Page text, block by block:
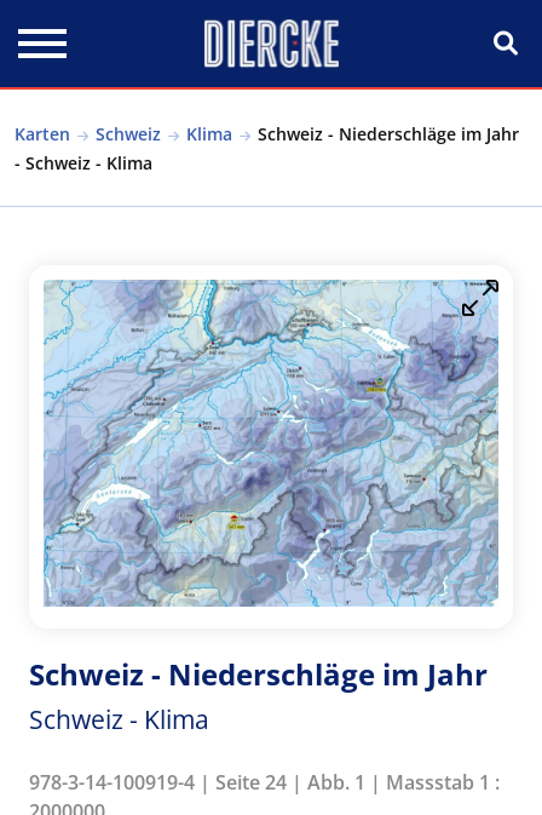
Karten Schweiz Klima
Schweiz - Niederschläge im Jahr
- Schweiz - Klima
Schweiz - Niederschläge im Jahr
Schweiz - Klima
978-3-14-100919-4 | Seite 24 | Abb. 1 | Massstab 1 :